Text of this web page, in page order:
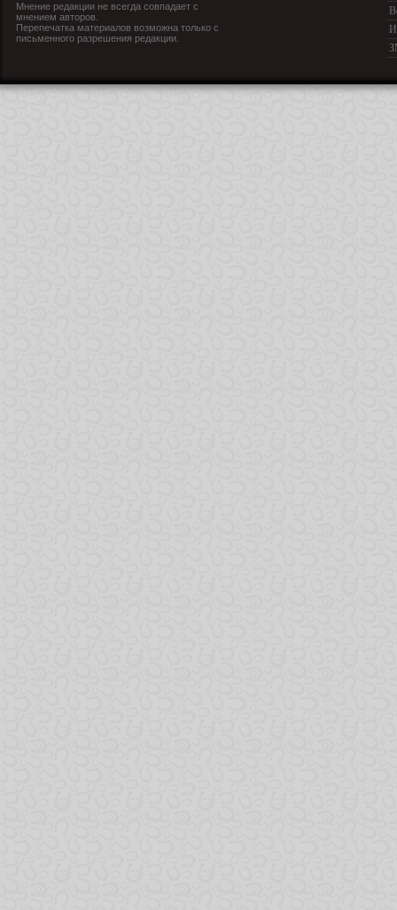
Мнение редакции не всегда совпадает с
мнением авторов.
Перепечатка материалов возможна только с
письменного разрешения редакции.